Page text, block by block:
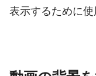
表示するために使